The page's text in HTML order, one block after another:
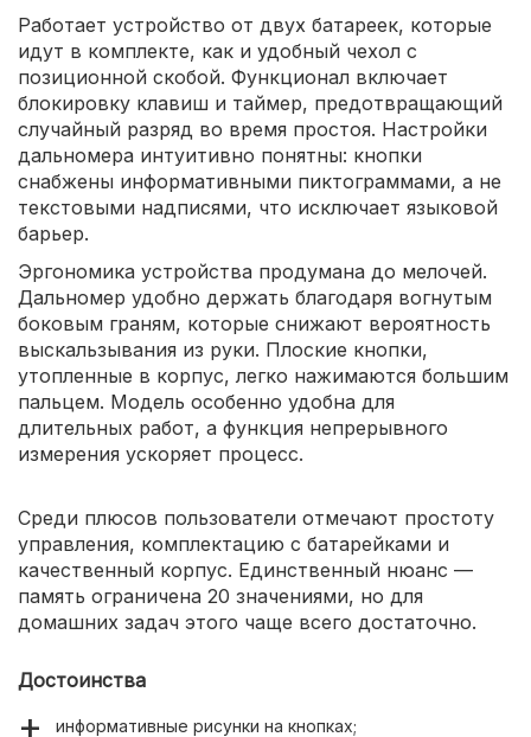
Работает устройство от двух батареек, которые
идут в комплекте, как и удобный чехол с
позиционной скобой. Функционал включает
блокировку клавиш и таймер, предотвращающий
случайный разряд во время простоя. Настройки
дальномера интуитивно понятны: кнопки
снабжены информативными пиктограммами, а не
текстовыми надписями, что исключает языковой
барьер.
Эргономика устройства продумана до мелочей.
Дальномер удобно держать благодаря вогнутым
боковым граням, которые снижают вероятность
выскальзывания из руки. Плоские кнопки,
утопленные в корпус, легко нажимаются большим
пальцем. Модель особенно удобна для
длительных работ, а функция непрерывного
измерения ускоряет процесс.
Среди плюсов пользователи отмечают простоту
управления, комплектацию с батарейками и
качественный корпус. Единственный нюанс —
память ограничена 20 значениями, но для
домашних задач этого чаще всего достаточно.
Достоинства
информативные рисунки на кнопках;